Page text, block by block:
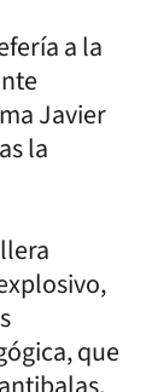
a la
Javier
la
que